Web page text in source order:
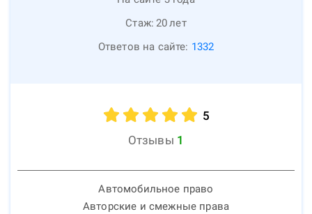
Стаж: 20лет
Ответов на сайте: 1332
5
Отзывы 1
Автомобильное право
Авторские и смежные права